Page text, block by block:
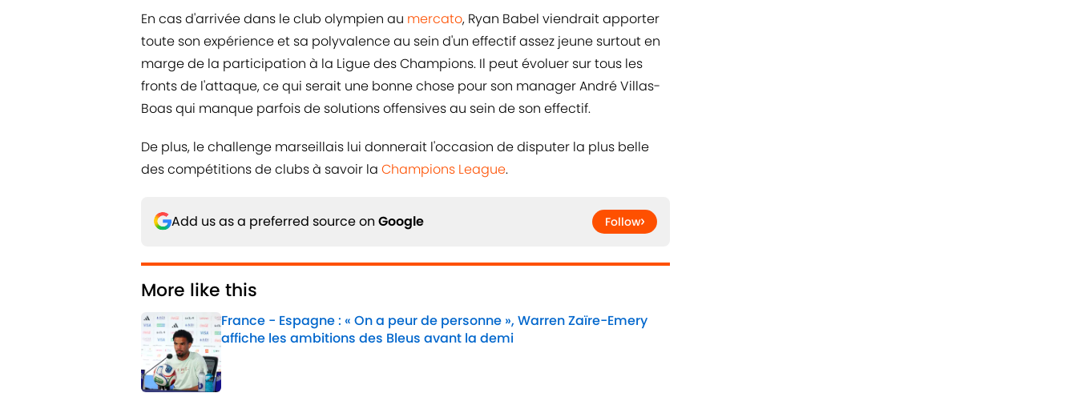
En cas d'arrivée dans le club olympien au mercato, Ryan Babel viendrait apporter
toute son expérience et sa polyvalence au sein d'un effectif assez jeune surtout en
marge de la participation à la Ligue des Champions. Il peut évoluer sur tous les
fronts de l'attaque, ce qui serait une bonne chose pour son manager André Villas-
Boas qui manque parfois de solutions offensives au sein de son effectif.
De plus, le challenge marseillais lui donnerait l'occasion de disputer la plus belle
des compétitions de clubs à savoir la Champions League.
Add us as a preferred source on Google Follow
More like this
France - Espagne : « On a peur de personne », Warren Zaïre-Emery
affiche les ambitions des Bleus avant la demi